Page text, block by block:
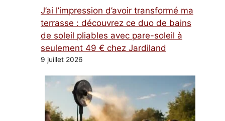
J’ai l’impression d’avoir transformé ma
terrasse : découvrez ce duo de bains
de soleil pliables avec pare-soleil à
seulement 49 € chez Jardiland
9 juillet 2026